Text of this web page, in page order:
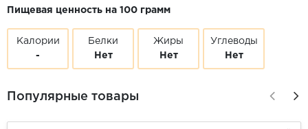
Пищевая ценность на 100 грамм
Калории
-
Белки
Нет
Жиры
Нет
Углеводы
Нет
Популярные товары